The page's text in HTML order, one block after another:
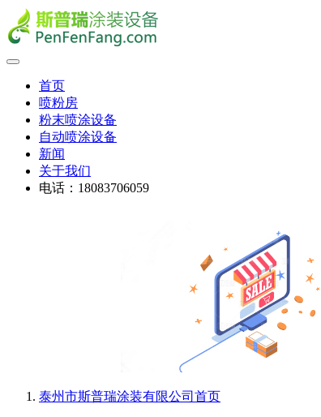
首页
喷粉房
粉末喷涂设备
自动喷涂设备
新闻
关于我们
电话：18083706059
泰州市斯普瑞涂装有限公司 首页